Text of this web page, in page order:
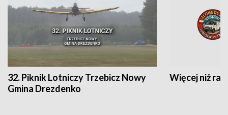
32. Piknik Lotniczy Trzebicz Nowy
Gmina Drezdenko
Więcej niż rajd